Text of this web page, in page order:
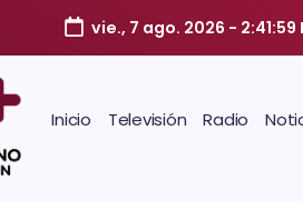
vie., 7 ago. 2026- 2:42:00
Inicio Televisión Radio